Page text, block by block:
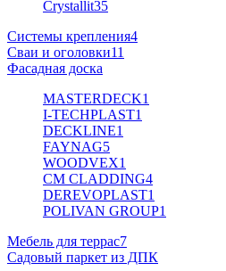
Crystallit35
Системы крепления4
Сваи и оголовки11
Фасадная доска
MASTERDECK1
I-TECHPLAST1
DECKLINE1
FAYNAG5
WOODVEX1
CM CLADDING4
DEREVOPLAST1
POLIVAN GROUP1
Мебель для террас7
Садовый паркет из ДПК